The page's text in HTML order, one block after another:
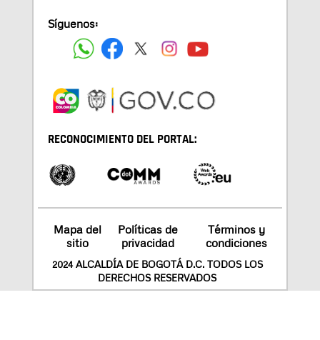
Síguenos:
RECONOCIMIENTO DEL PORTAL:
Mapa del
sitio
Políticas de
privacidad
Términos y
condiciones
2024 ALCALDÍA DE BOGOTÁ D.C. TODOS LOS
DERECHOS RESERVADOS